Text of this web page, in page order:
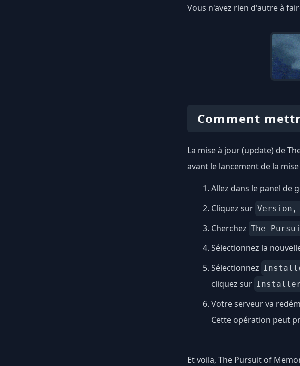
Vous n'avez rien d'autre à
Comment
La mise à jour (update) de
avant le lancement de la
Allez dans le panel de
Cliquez sur Version,
Cherchez The
Sélectionnez la
Sélectionnez
cliquez sur Installer
Votre serveur va
Cette opération peut
Et voila, The Pursuit of